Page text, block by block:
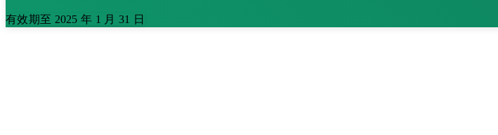
有效期至 2025 年 1 月 31 日